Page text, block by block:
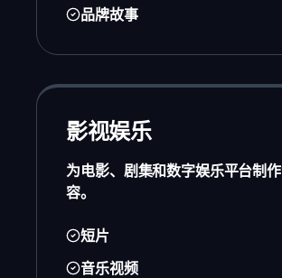
品牌故事
影视娱乐
为电影、剧集和数字娱乐平台制
容。
短片
音乐视频